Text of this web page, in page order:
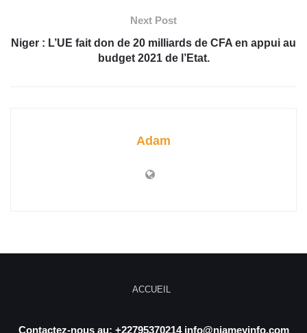
Next Post
Niger : L’UE fait don de 20 milliards de CFA en appui au
budget 2021 de l’Etat.
Adam
ACCUEIL
Contactez-nous au: +22795370214 info@niameyinfo.com